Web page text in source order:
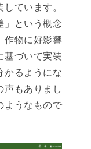
しています。
」という概念
作物に好影響
基づいて実装
かるようにな
声もありまし
ようなもので